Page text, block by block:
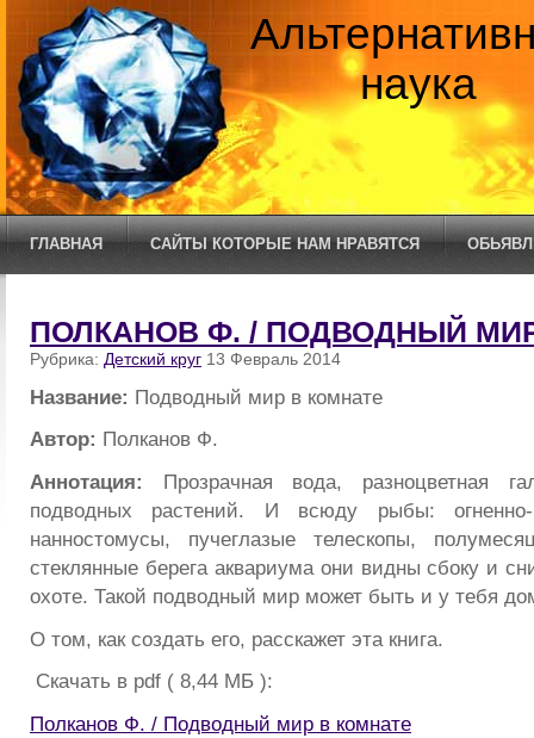
наука
ГЛАВНАЯ САЙТЫ КОТОРЫЕ НАМ НРАВЯТСЯ
ПОЛКАНОВ Ф. / ПОДВОДНЫЙ
Рубрика: Детский круг 13 Февраль 2014
Название: Подводный мир в комнате
Автор: Полканов Ф.
Аннотация: Прозрачная вода, разноцветная
подводных растений. И всюду рыбы:
нанностомусы, пучеглазые телескопы,
стеклянные берега аквариума они видны сбоку и
охоте. Такой подводный мир может быть и у тебя
О том, как создать его, расскажет эта книга.
Скачать в pdf ( 8,44 МБ ):
Полканов Ф. / Подводный мир в комнате